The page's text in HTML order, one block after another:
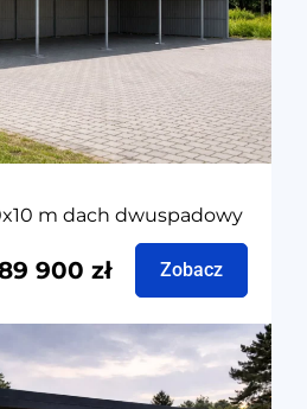
m dach dwuspadowy
900 zł Zobacz